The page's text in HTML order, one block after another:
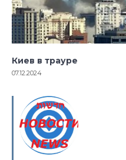
Киев в трауре
07.12.2024